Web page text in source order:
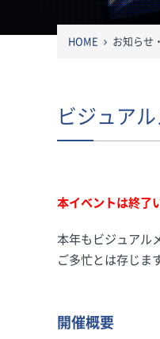
HOME お知らせ
ビジュア
本イベントは終了
本年もビジュアル
ご多忙とは存じま
開催概要